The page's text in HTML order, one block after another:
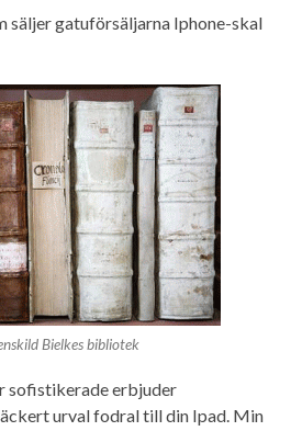
säljer gatuförsäljarna Iphone-skal
Bielkes bibliotek
sofistikerade erbjuder
urval fodral till din Ipad. Min